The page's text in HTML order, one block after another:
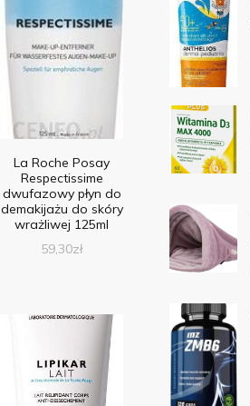
La Roche Posay
Respectissime
dwufazowy płyn do
demakijażu do skóry
wrażliwej 125ml
59,30zł